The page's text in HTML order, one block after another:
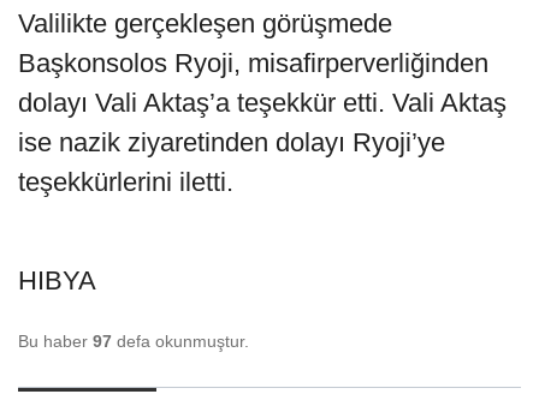
Valilikte gerçekleşen görüşmede
Başkonsolos Ryoji, misafirperverliğinden
dolayı Vali Aktaş’a teşekkür etti. Vali Aktaş
ise nazik ziyaretinden dolayı Ryoji’ye
teşekkürlerini iletti.
HIBYA
Bu haber 97 defa okunmuştur.